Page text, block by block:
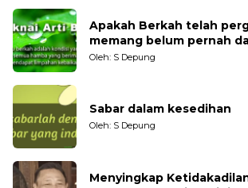
Apakah Berkah telah
memang belum pernah
Oleh: S Depung
Sabar dalam kesedihan
Oleh: S Depung
Menyingkap